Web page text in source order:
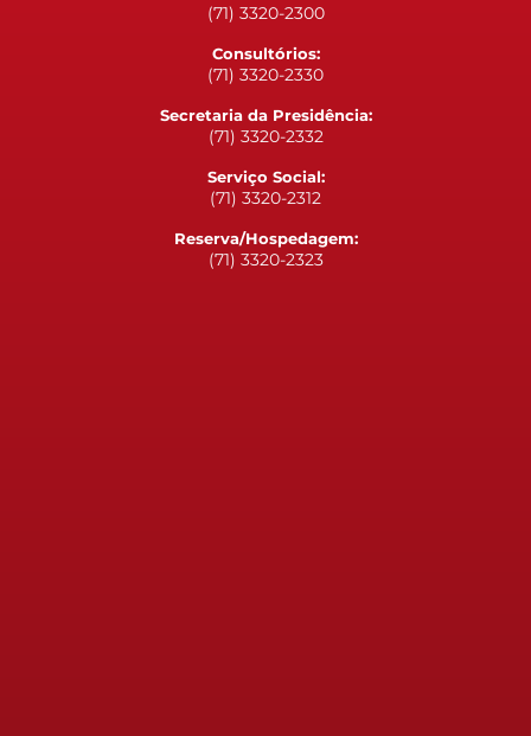
(71) 3320-2300
Consultórios:
(71) 3320-2330
Secretaria da Presidência:
(71) 3320-2332
Serviço Social:
(71) 3320-2312
Reserva/Hospedagem:
(71) 3320-2323